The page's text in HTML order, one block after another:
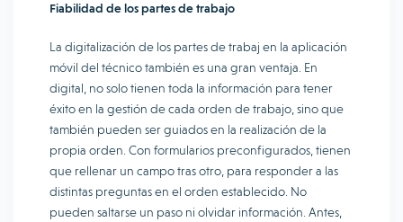
Fiabilidad de los partes de trabajo
La digitalización de los partes de trabaj en la aplicación
móvil del técnico también es una gran ventaja. En
digital, no solo tienen toda la información para tener
éxito en la gestión de cada orden de trabajo, sino que
también pueden ser guiados en la realización de la
propia orden. Con formularios preconfigurados, tienen
que rellenar un campo tras otro, para responder a las
distintas preguntas en el orden establecido. No
pueden saltarse un paso ni olvidar información. Antes,